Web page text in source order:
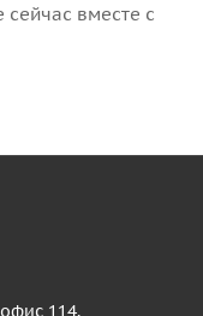
сейчас вместе с
114.